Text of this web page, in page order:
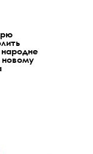
новому